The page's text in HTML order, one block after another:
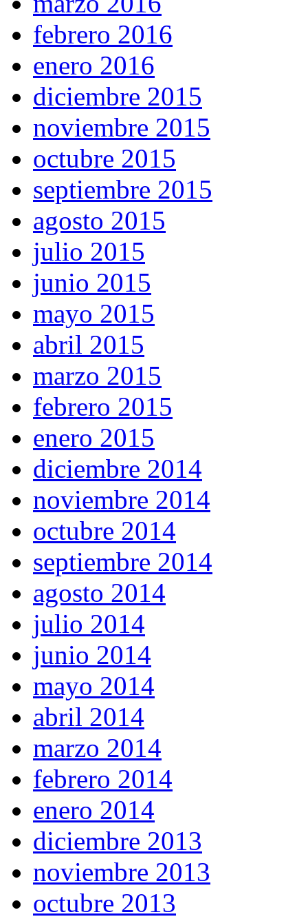
febrero 2016
enero 2016
diciembre 2015
noviembre 2015
octubre 2015
septiembre 2015
agosto 2015
julio 2015
junio 2015
mayo 2015
abril 2015
marzo 2015
febrero 2015
enero 2015
diciembre 2014
noviembre 2014
octubre 2014
septiembre 2014
agosto 2014
julio 2014
junio 2014
mayo 2014
abril 2014
marzo 2014
febrero 2014
enero 2014
diciembre 2013
noviembre 2013
octubre 2013